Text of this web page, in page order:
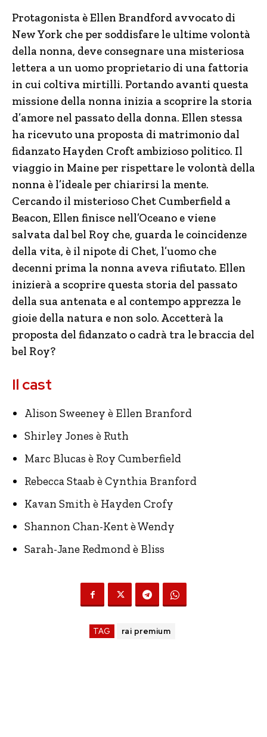
Protagonista è Ellen Brandford avvocato di
New York che per soddisfare le ultime volontà
della nonna, deve consegnare una misteriosa
lettera a un uomo proprietario di una fattoria
in cui coltiva mirtilli. Portando avanti questa
missione della nonna inizia a scoprire la storia
d’amore nel passato della donna. Ellen stessa
ha ricevuto una proposta di matrimonio dal
fidanzato Hayden Croft ambizioso politico. Il
viaggio in Maine per rispettare le volontà della
nonna è l’ideale per chiarirsi la mente.
Cercando il misterioso Chet Cumberfield a
Beacon, Ellen finisce nell’Oceano e viene
salvata dal bel Roy che, guarda le coincidenze
della vita, è il nipote di Chet, l’uomo che
decenni prima la nonna aveva rifiutato. Ellen
inizierà a scoprire questa storia del passato
della sua antenata e al contempo apprezza le
gioie della natura e non solo. Accetterà la
proposta del fidanzato o cadrà tra le braccia del
bel Roy?
Il cast
Alison Sweeney è Ellen Branford
Shirley Jones è Ruth
Marc Blucas è Roy Cumberfield
Rebecca Staab è Cynthia Branford
Kavan Smith è Hayden Crofy
Shannon Chan-Kent è Wendy
Sarah-Jane Redmond è Bliss
TAG rai premium